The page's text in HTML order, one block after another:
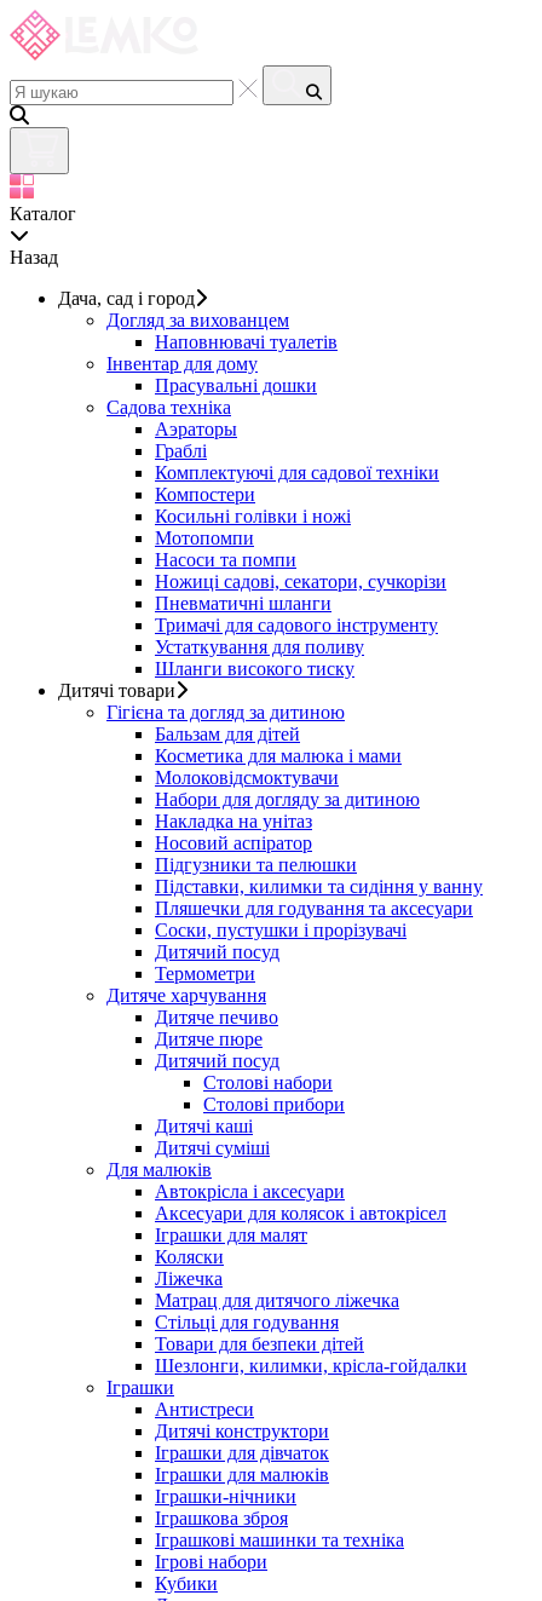
Каталог
Назад
Дача, сад і город
Догляд за вихованцем
Наповнювачі туалетів
Інвентар для дому
Прасувальні дошки
Садова техніка
Аэраторы
Граблі
Комплектуючі для садової техніки
Компостери
Косильні голівки і ножі
Мотопомпи
Насоси та помпи
Ножиці садові, секатори, сучкорізи
Пневматичні шланги
Тримачі для садового інструменту
Устаткування для поливу
Шланги високого тиску
Дитячі товари
Гігієна та догляд за дитиною
Бальзам для дітей
Косметика для малюка і мами
Молоковідсмоктувачи
Набори для догляду за дитиною
Накладка на унітаз
Носовий аспіратор
Підгузники та пелюшки
Підставки, килимки та сидіння у ванну
Пляшечки для годування та аксесуари
Соски, пустушки і прорізувачі
Дитячий посуд
Термометри
Дитяче харчування
Дитяче печиво
Дитяче пюре
Дитячий посуд
Столові набори
Столові прибори
Дитячі каші
Дитячі суміші
Для малюків
Автокрісла і аксесуари
Аксесуари для колясок і автокрісел
Іграшки для малят
Коляски
Ліжечка
Матрац для дитячого ліжечка
Стільці для годування
Товари для безпеки дітей
Шезлонги, килимки, крісла-гойдалки
Іграшки
Антистреси
Дитячі конструктори
Іграшки для дівчаток
Іграшки для малюків
Іграшки-нічники
Іграшкова зброя
Іграшкові машинки та техніка
Ігрові набори
Кубики